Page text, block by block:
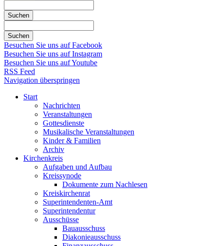
Suchen
Suchen
Besuchen Sie uns auf Facebook
Besuchen Sie uns auf Instagram
Besuchen Sie uns auf Youtube
RSS Feed
Navigation überspringen
Start
Nachrichten
Veranstaltungen
Gottesdienste
Musikalische Veranstaltungen
Kinder & Familien
Archiv
Kirchenkreis
Aufgaben und Aufbau
Kreissynode
Dokumente zum Nachlesen
Kreiskirchenrat
Superintendenten-Amt
Superintendentur
Ausschüsse
Bauausschuss
Diakonieausschuss